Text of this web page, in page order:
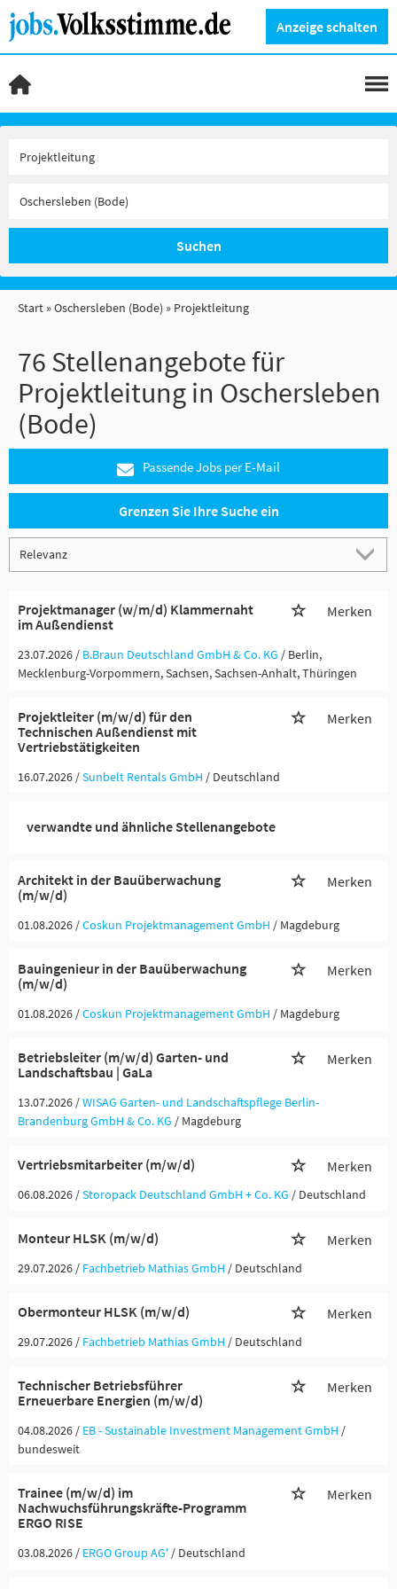
Anzeige schalten
Suchen
Start Oschersleben (Bode) Projektleitung
76 Stellenangebote für
Projektleitung in Oschersleben
(Bode)
Passende Jobs per E-Mail
Grenzen Sie Ihre Suche ein
Projektmanager (w/m/d) Klammernaht
im Außendienst
Merken
23.07.2026 / B.Braun Deutschland GmbH & Co. KG / Berlin,
Mecklenburg-Vorpommern, Sachsen, Sachsen-Anhalt, Thüringen
Projektleiter (m/w/d) für den
Technischen Außendienst mit
Vertriebstätigkeiten
Merken
16.07.2026 /Sunbelt Rentals GmbH / Deutschland
verwandte und ähnliche Stellenangebote
Architekt in der Bauüberwachung
(m/w/d)
Merken
01.08.2026 /Coskun Projektmanagement GmbH / Magdeburg
Bauingenieur in der Bauüberwachung
(m/w/d)
Merken
01.08.2026 /Coskun Projektmanagement GmbH / Magdeburg
Betriebsleiter (m/w/d) Garten- und
Landschaftsbau | GaLa
Merken
13.07.2026 /WISAG Garten- und Landschaftspflege Berlin-
Brandenburg GmbH & Co. KG / Magdeburg
Vertriebsmitarbeiter (m/w/d) Merken
06.08.2026 /Storopack Deutschland GmbH + Co. KG / Deutschland
Monteur HLSK (m/w/d) Merken
29.07.2026 / Fachbetrieb Mathias GmbH / Deutschland
Obermonteur HLSK (m/w/d) Merken
29.07.2026 / Fachbetrieb Mathias GmbH / Deutschland
Technischer Betriebsführer
Erneuerbare Energien (m/w/d)
Merken
04.08.2026 / EB - Sustainable Investment Management GmbH /
bundesweit
Trainee (m/w/d) im
Nachwuchsführungskräfte-Programm
ERGO RISE
Merken
03.08.2026 / ERGO Group AG' / Deutschland